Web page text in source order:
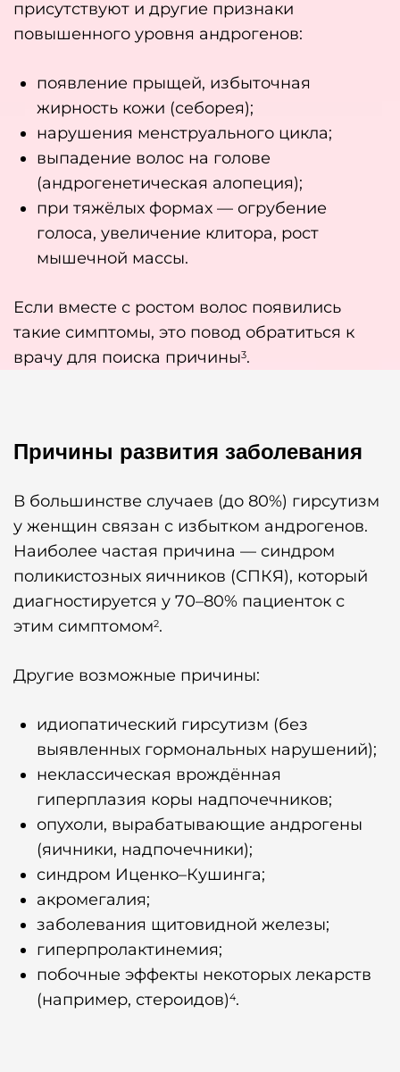
присутствуют и другие признаки
повышенного уровня андрогенов:
появление прыщей, избыточная
жирность кожи (себорея);
нарушения менструального цикла;
выпадение волос на голове
(андрогенетическая алопеция);
при тяжёлых формах — огрубение
голоса, увеличение клитора, рост
мышечной массы.
Если вместе с ростом волос появились
такие симптомы, это повод обратиться к
врачу для поиска причины3.
Причины развития заболевания
В большинстве случаев (до 80%) гирсутизм
у женщин связан с избытком андрогенов.
Наиболее частая причина — синдром
поликистозных яичников (СПКЯ), который
диагностируется у 70–80% пациенток с
этим симптомом2.
Другие возможные причины:
идиопатический гирсутизм (без
выявленных гормональных нарушений);
неклассическая врождённая
гиперплазия коры надпочечников;
опухоли, вырабатывающие андрогены
(яичники, надпочечники);
синдром Иценко–Кушинга;
акромегалия;
заболевания щитовидной железы;
гиперпролактинемия;
побочные эффекты некоторых лекарств
(например, стероидов)4.